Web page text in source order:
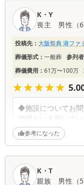
はこれとご指示し
◆葬儀内容・費用等
病院→母の自宅（
た。お部屋の狭い
っていましたがと
困りました。
◆スタッフについて
ともあった。もう
◆総合的にお気づ
ださい。
果物の件（バナナ
中の果物の傷みだ
K・Y
喪主
男性 （
投稿先： 大阪祭典 港ファ
葬儀形式： 一般葬 参列
葬儀費用： 61万〜100万
★★★★★
★★★★★
◆施設についてお聞
清掃もいき届いて
り（カーテン）等
中が見えてしまう。
◆葬儀内容・費用
大変配慮いただい
参考になった
K・T
親族
男性 （